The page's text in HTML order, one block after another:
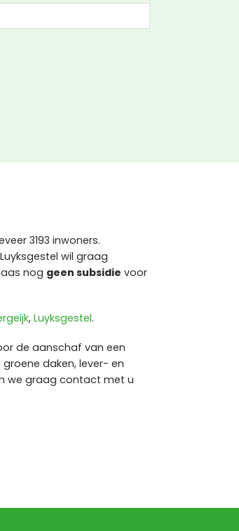
3193 inwoners.
wil graag
nog geen subsidie voor
, Luyksgestel.
de aanschaf van een
daken, lever- en
we graag contact met u